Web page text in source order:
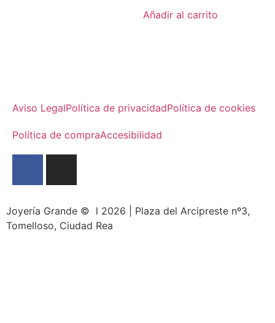
Añadir al carrito
Aviso LegalPolítica de privacidadPolítica de cookies
Política de compraAccesibilidad
Joyería Grande © l 2026 | Plaza del Arcipreste nº3,
Tomelloso, Ciudad Rea